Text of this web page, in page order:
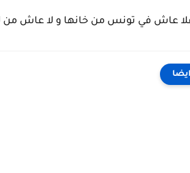
عاش في تونس من خانها و لا عاش